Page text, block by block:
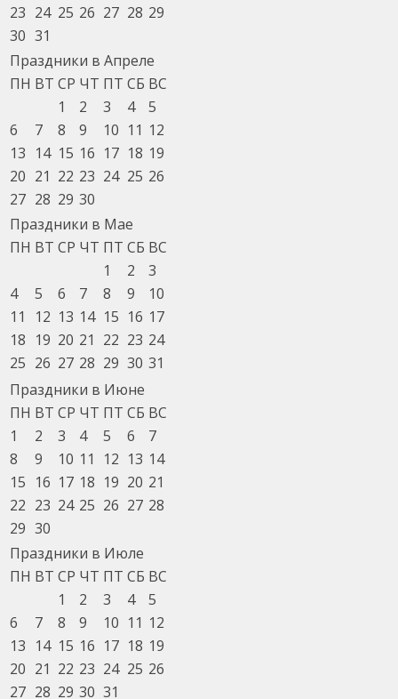
23 24 25 26 27 28 29
30 31
Праздники в Апреле
ПН ВТ СР ЧТ ПТ СБ ВС
1
2 3 4
5
6
7 8 9 10 11 12
13 14 15 16 17 18 19
20 21 22 23 24 25 26
27 28 29 30
Праздники в Мае
ПН ВТ СР ЧТ ПТ СБ ВС
1
2
3
4
5 6 7 8 9
10
11
12 13 14 15 16 17
18 19 20 21 22 23 24
25 26 27 28 29 30 31
Праздники в Июне
ПН ВТ СР ЧТ ПТ СБ ВС
1
2 3 4 5 6
7
8
9 10 11 12 13 14
15 16 17 18 19 20 21
22 23 24 25 26 27 28
29 30
Праздники в Июле
ПН ВТ СР ЧТ ПТ СБ ВС
1
2 3 4
5
6
7 8 9 10 11 12
13 14 15 16 17 18 19
20 21 22 23 24 25 26
27 28 29 30 31